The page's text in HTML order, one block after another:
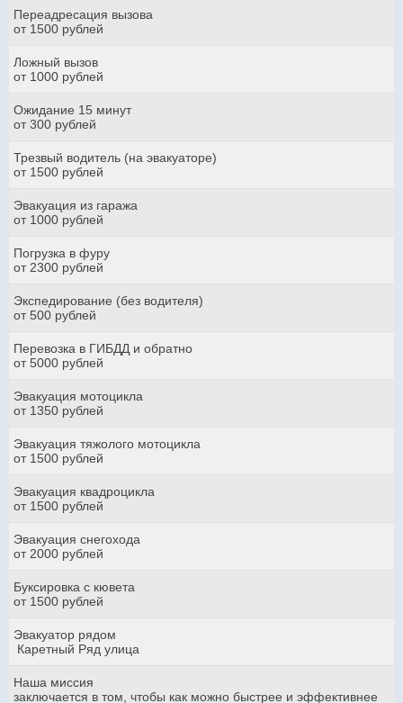
Переадресация вызова
от 1500 рублей
Ложный вызов
от 1000 рублей
Ожидание 15 минут
от 300 рублей
Трезвый водитель (на эвакуаторе)
от 1500 рублей
Эвакуация из гаража
от 1000 рублей
Погрузка в фуру
от 2300 рублей
Экспедирование (без водителя)
от 500 рублей
Перевозка в ГИБДД и обратно
от 5000 рублей
Эвакуация мотоцикла
от 1350 рублей
Эвакуация тяжолого мотоцикла
от 1500 рублей
Эвакуация квадроцикла
от 1500 рублей
Эвакуация снегохода
от 2000 рублей
Буксировка с кювета
от 1500 рублей
Эвакуатор рядом
Каретный Ряд улица
Наша миссия
заключается в том, чтобы как можно быстрее и эффективнее